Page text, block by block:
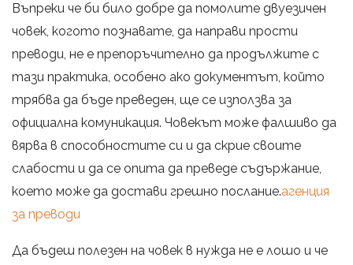
Въпреки че би било добре да помолите двуезичен
човек, когото познавате, да направи прости
преводи, не е препоръчително да продължите с
тази практика, особено ако документът, който
трябва да бъде преведен, ще се използва за
официална комуникация. Човекът може фалшиво да
вярва в способностите си и да скрие своите
слабости и да се опита да преведе съдържание,
което може да достави грешно послание.агенция
за преводи
Да бъдеш полезен на човек в нужда не е лошо и че